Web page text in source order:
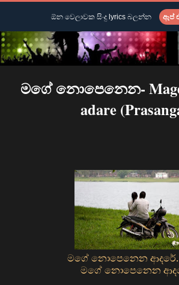
මගේ නොපෙනෙන- Mage
adare
මගේ නොපෙනෙන
මගේ නොපෙනෙන
ඕන වෙලාවක සිංදු lyrics බලන්න ඇප්